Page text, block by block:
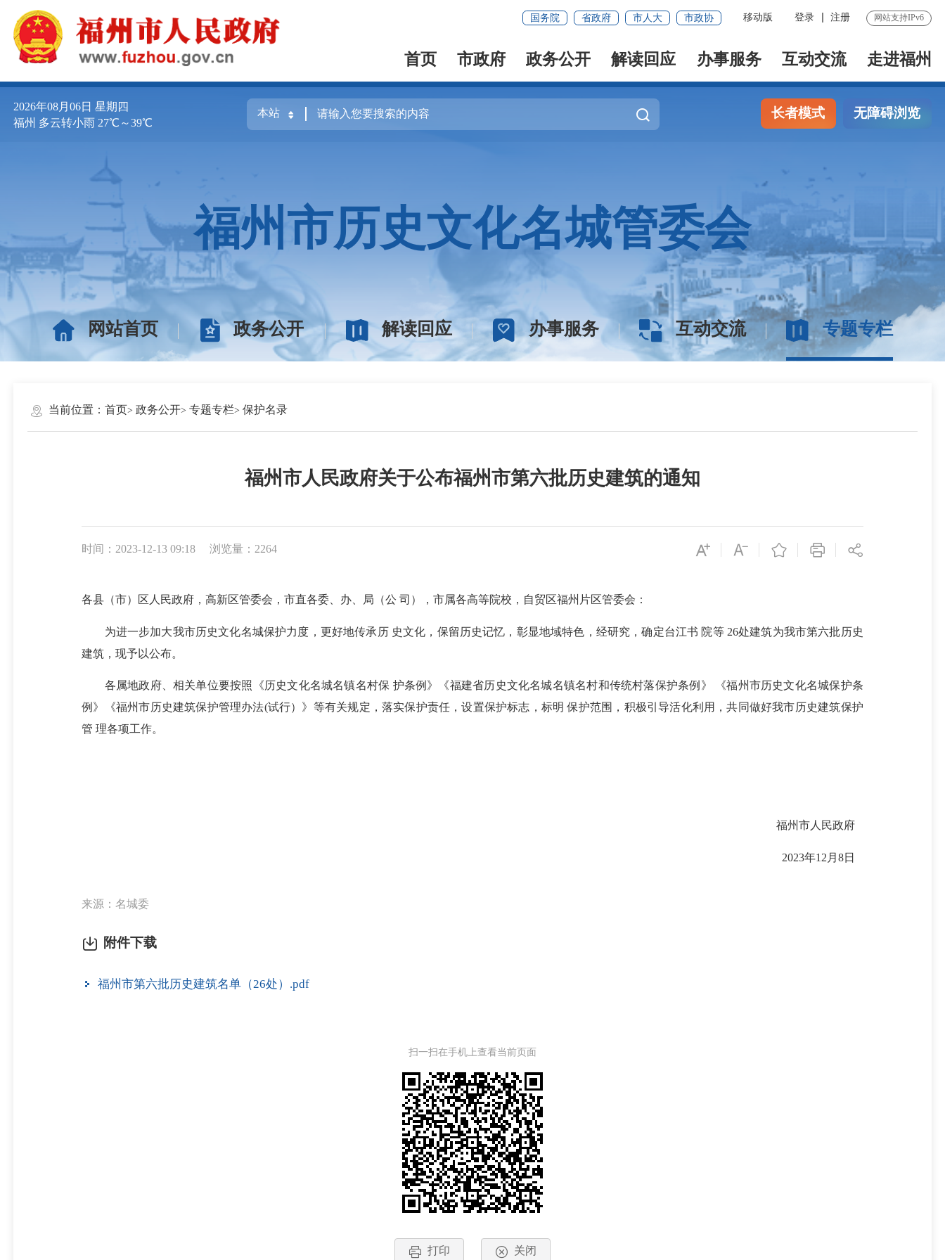
国务院 省政府 市人大 市政协 移动版 登录 注册 网站支持IPv6
首页 市政府 政务公开 解读回应 办事服务 互动交流 走进福州
2026年08月06日 星期四
福州 多云转小雨 27℃～39℃
长者模式 无障碍浏览
福州市历史文化名城管委会
网站首页 政务公开 解读回应 办事服务 互动交流 专题专栏
当前位置：首页 政务公开 专题专栏 保护名录
福州市人民政府关于公布福州市第六批历史建筑的通知
时间：2023-12-13 09:18 浏览量：2264
各县（市）区人民政府，高新区管委会，市直各委、办、局（公 司），市属各高等院校，自贸区福州片区管委会：
为进一步加大我市历史文化名城保护力度，更好地传承历 史文化，保留历史记忆，彰显地域特色，经研究，确定台江书 院等 26处建筑为我市第六批历史
建筑，现予以公布。
各属地政府、相关单位要按照《历史文化名城名镇名村保 护条例》《福建省历史文化名城名镇名村和传统村落保护条例》 《福州市历史文化名城保护条
例》《福州市历史建筑保护管理办法(试行）》等有关规定，落实保护责任，设置保护标志，标明 保护范围，积极引导活化利用，共同做好我市历史建筑保护
管 理各项工作。
福州市人民政府
2023年12月8日
来源：名城委
附件下载
福州市第六批历史建筑名单（26处）.pdf
扫一扫在手机上查看当前页面
打印 关闭